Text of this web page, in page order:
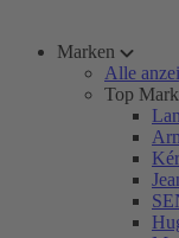
Marken
Alle
Top